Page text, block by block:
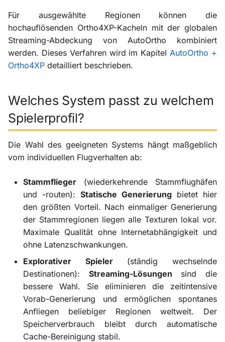
Für ausgewählte Regionen können die
hochauflösenden Ortho4XP-Kacheln mit der globalen
Streaming-Abdeckung von AutoOrtho kombiniert
werden. Dieses Verfahren wird im KapitelAutoOrtho +
Ortho4XP detailliert beschrieben.
Welches System passt zu welchem
Spielerprofil?
Die Wahl des geeigneten Systems hängt maßgeblich
vom individuellen Flugverhalten ab:
Stammflieger (wiederkehrende Stammflughäfen
und -routen): Statische Generierung bietet hier
den größten Vorteil. Nach einmaliger Generierung
der Stammregionen liegen alle Texturen lokal vor.
Maximale Qualität ohne Internetabhängigkeit und
ohne Latenzschwankungen.
Explorativer Spieler(ständig wechselnde
Destinationen): Streaming-Lösungen sind die
bessere Wahl. Sie eliminieren die zeitintensive
Vorab-Generierung und ermöglichen spontanes
Anfliegen beliebiger Regionen weltweit. Der
Speicherverbrauch bleibt durch automatische
Cache-Bereinigung stabil.